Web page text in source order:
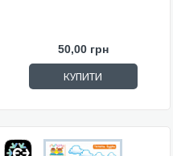
50,00 грн
КУПИТИ